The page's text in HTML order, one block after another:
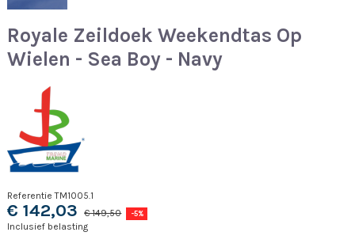
Royale Zeildoek Weekendtas Op
Wielen - Sea Boy - Navy
Referentie TM1005.1
€ 142,03 € 149,50 -5%
Inclusief belasting